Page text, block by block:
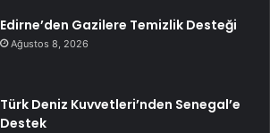
Edirne’den Gazilere Temizlik Desteği
Ağustos 8, 2026
Türk Deniz Kuvvetleri’nden Senegal’e
Destek